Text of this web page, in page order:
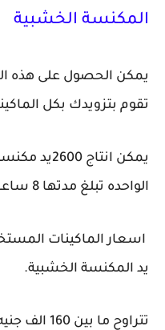
المكنسة الخشبية
يمكن الحصول على هذه
تقوم بتزويدك بكل
يمكن انتاج
الواحده تبلغ مدتها 8 ساعات .
اسعار الماكينات
يد المكنسة الخشبية.
تتراوح ما